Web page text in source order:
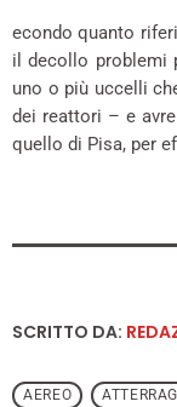
econdo quanto
il decollo problemi
uno o più uccelli
dei reattori – e
quello di Pisa, per
SCRITTO DA:
AEREO